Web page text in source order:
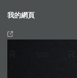
我的網頁